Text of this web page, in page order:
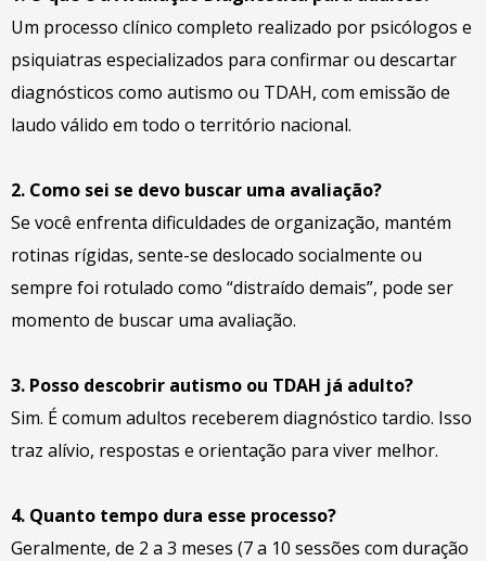
Um processo clínico completo realizado por psicólogos e
psiquiatras especializados para confirmar ou descartar
diagnósticos como autismo ou TDAH, com emissão de
laudo válido em todo o território nacional.
2. Como sei se devo buscar uma avaliação?
Se você enfrenta dificuldades de organização, mantém
rotinas rígidas, sente-se deslocado socialmente ou
sempre foi rotulado como “distraído demais”, pode ser
momento de buscar uma avaliação.
3. Posso descobrir autismo ou TDAH já adulto?
Sim. É comum adultos receberem diagnóstico tardio. Isso
traz alívio, respostas e orientação para viver melhor.
4. Quanto tempo dura esse processo?
Geralmente, de 2 a 3 meses (7 a 10 sessões com duração